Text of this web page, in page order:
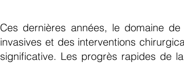
Ces dernières années, le domaine
invasives et des interventions
significative. Les progrès rapides de